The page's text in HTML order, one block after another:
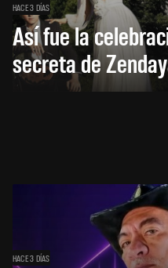
HACE 3 DÍAS
Así fue la
secreta de
HACE 3 DÍAS